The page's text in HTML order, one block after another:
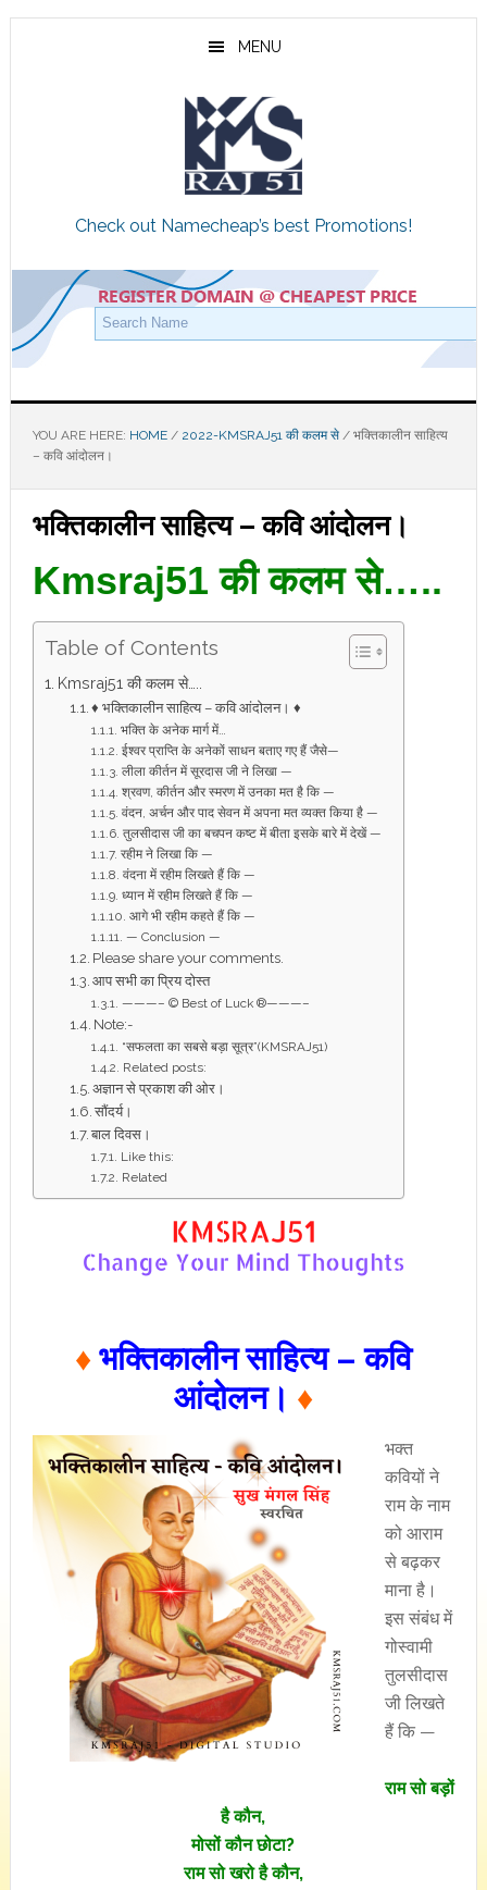
Skip
Skip
Skip
MENU
Check out Namecheap’s best Promotions!
YOU ARE HERE: HOME / 2022-KMSRAJ51 की कलम से /भक्तिकालीन साहित्य
– कवि आंदोलन।
भक्तिकालीन साहित्य – कवि आंदोलन।
Kmsraj51 की कलम से…..
Table of Contents
Kmsraj51 की कलम से…..
♦ भक्तिकालीन साहित्य – कवि आंदोलन। ♦
भक्ति के अनेक मार्ग में…
ईश्वर प्राप्ति के अनेकों साधन बताए गए हैं जैसे—
लीला कीर्तन में सूरदास जी ने लिखा —
श्रवण, कीर्तन और स्मरण में उनका मत है कि —
वंदन, अर्चन और पाद सेवन में अपना मत व्यक्त किया है —
तुलसीदास जी का बचपन कष्ट में बीता इसके बारे में देखें —
रहीम ने लिखा कि —
वंदना में रहीम लिखते हैं कि —
ध्यान में रहीम लिखते हैं कि —
आगे भी रहीम कहते हैं कि —
— Conclusion —
Please share your comments.
आप सभी का प्रिय दोस्त
———– © Best of Luck ®———–
Note:-
“सफलता का सबसे बड़ा सूत्र”(KMSRAJ51)
Related posts:
अज्ञान से प्रकाश की ओर।
सौंदर्य।
बाल दिवस।
Like this:
Related
♦ भक्तिकालीन साहित्य – कवि
आंदोलन। ♦
भक्त
कवियों ने
राम के नाम
को आराम
से बढ़कर
माना है।
इस संबंध में
गोस्वामी
तुलसीदास
जी लिखते
हैं कि —
राम सो बड़ों
है कौन,
मोसों कौन छोटा?
राम सो खरो है कौन,